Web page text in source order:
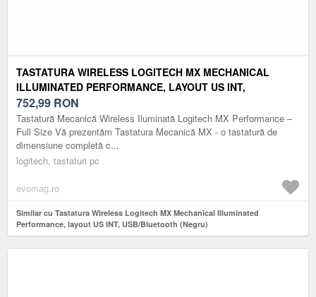
TASTATURA WIRELESS LOGITECH MX MECHANICAL
ILLUMINATED PERFORMANCE, LAYOUT US INT,
USB/BLUETOOTH (NEGRU)
752,99 RON
Tastatură Mecanică Wireless Iluminată Logitech MX Performance –
Full Size Vă prezentăm Tastatura Mecanică MX - o tastatură de
dimensiune completă c...
logitech, tastaturi pc
evomag.ro
Similar cu Tastatura Wireless Logitech MX Mechanical Illuminated
Performance, layout US INT, USB/Bluetooth (Negru)